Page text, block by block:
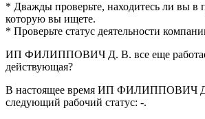
* Дважды проверьте, находитесь ли вы в
которую вы ищете.
* Проверьте статус деятельности
ИП ФИЛИППОВИЧ Д. В. все еще
действующая?
В настоящее время ИП ФИЛИППОВИЧ
следующий рабочий статус: -.